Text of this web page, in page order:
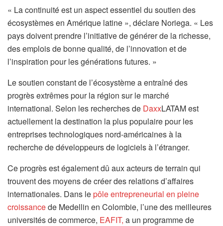
« La continuité est un aspect essentiel du soutien des
écosystèmes en Amérique latine », déclare Noriega. « Les
pays doivent prendre l’initiative de générer de la richesse,
des emplois de bonne qualité, de l’innovation et de
l’inspiration pour les générations futures. »
Le soutien constant de l’écosystème a entraîné des
progrès extrêmes pour la région sur le marché
international. Selon les recherches de DaxxLATAM est
actuellement la destination la plus populaire pour les
entreprises technologiques nord-américaines à la
recherche de développeurs de logiciels à l’étranger.
Ce progrès est également dû aux acteurs de terrain qui
trouvent des moyens de créer des relations d’affaires
internationales. Dans lepôle entrepreneurial en pleine
croissancede Medellin en Colombie, l’une des meilleures
universités de commerce, EAFIT, a un programme de